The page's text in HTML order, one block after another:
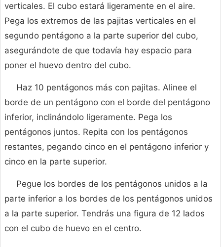
verticales. El cubo estará ligeramente en el aire.
Pega los extremos de las pajitas verticales en el
segundo pentágono a la parte superior del cubo,
asegurándote de que todavía hay espacio para
poner el huevo dentro del cubo.
Haz 10 pentágonos más con pajitas. Alinee el
borde de un pentágono con el borde del pentágono
inferior, inclinándolo ligeramente. Pega los
pentágonos juntos. Repita con los pentágonos
restantes, pegando cinco en el pentágono inferior y
cinco en la parte superior.
Pegue los bordes de los pentágonos unidos a la
parte inferior a los bordes de los pentágonos unidos
a la parte superior. Tendrás una figura de 12 lados
con el cubo de huevo en el centro.